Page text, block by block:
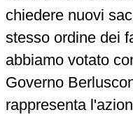
chiedere nuovi
stesso ordine dei
abbiamo votato
Governo
rappresenta